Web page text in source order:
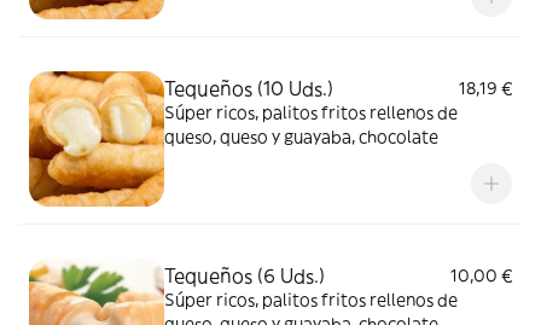
Tequeños (10 Uds.)
18,19 €
Súper ricos, palitos fritos rellenos de
queso, queso y guayaba, chocolate
Tequeños (6 Uds.)
10,00 €
Súper ricos, palitos fritos rellenos de